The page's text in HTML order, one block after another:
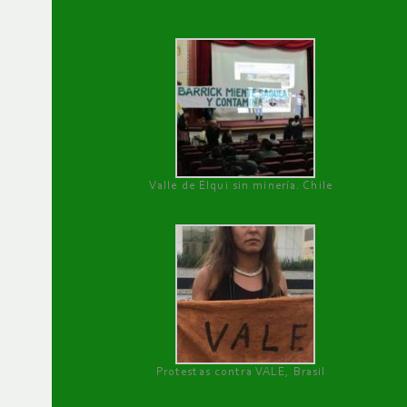
Valle de Elqui sin minería. Chile
Protestas contra VALE, Brasil